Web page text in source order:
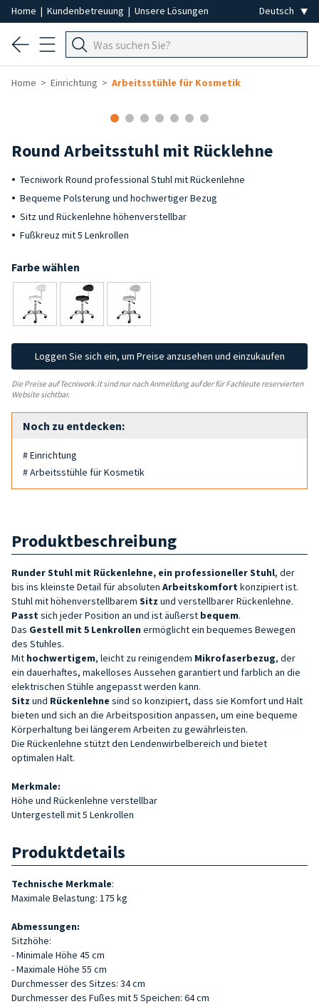
Home | Kundenbetreuung | Unsere Lösungen
Home Einrichtung Arbeitsstühle für Kosmetik
Round Arbeitsstuhl mit Rücklehne
Tecniwork Round professional Stuhl mit Rückenlehne
Bequeme Polsterung und hochwertiger Bezug
Sitz und Rückenlehne höhenverstellbar
Fußkreuz mit 5 Lenkrollen
Farbe wählen
Loggen Sie sich ein, um Preise anzusehen und einzukaufen
Die Preise auf Tecniwork.it sind nur nach Anmeldung auf der für Fachleute reservierten
Website sichtbar.
Noch zu entdecken:
# Einrichtung
# Arbeitsstühle für Kosmetik
Produktbeschreibung
Runder Stuhl mit Rückenlehne, ein professioneller Stuhl, der
bis ins kleinste Detail für absoluten Arbeitskomfort konzipiert ist.
Stuhl mit höhenverstellbarem Sitz und verstellbarer Rückenlehne.
Passt sich jeder Position an und ist äußerst bequem.
Das Gestell mit 5 Lenkrollen ermöglicht ein bequemes Bewegen
des Stuhles.
Mit hochwertigem, leicht zu reinigendem Mikrofaserbezug, der
ein dauerhaftes, makelloses Aussehen garantiert und farblich an die
elektrischen Stühle angepasst werden kann.
Sitz und Rückenlehne sind so konzipiert, dass sie Komfort und Halt
bieten und sich an die Arbeitsposition anpassen, um eine bequeme
Körperhaltung bei längerem Arbeiten zu gewährleisten.
Die Rückenlehne stützt den Lendenwirbelbereich und bietet
optimalen Halt.
Merkmale:
Höhe und Rückenlehne verstellbar
Untergestell mit 5 Lenkrollen
Produktdetails
Technische Merkmale:
Maximale Belastung: 175 kg
Abmessungen:
Sitzhöhe:
- Minimale Höhe 45 cm
- Maximale Höhe 55 cm
Durchmesser des Sitzes: 34 cm
Durchmesser des Fußes mit 5 Speichen: 64 cm